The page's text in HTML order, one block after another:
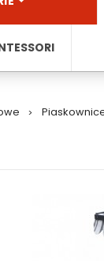
>